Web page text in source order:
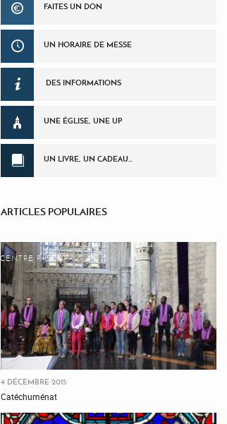
FAITES UN DON
UN HORAIRE DE MESSE
DES INFORMATIONS
UNE ÉGLISE, UNE UP
UN LIVRE, UN CADEAU…
ARTICLES POPULAIRES
CENTRE PASTORAL
4 DÉCEMBRE 2015
Catéchuménat